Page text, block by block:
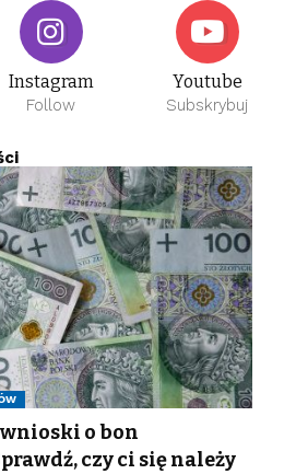
Instagram
Follow
Youtube
Subskrybuj
wnioski o bon
czy ci się należy